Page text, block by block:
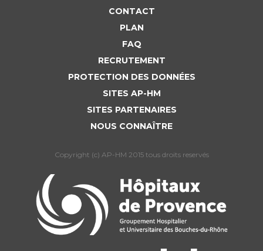
CONTACT
PLAN
FAQ
RECRUTEMENT
PROTECTION DES DONNÉES
SITES AP-HM
SITES PARTENAIRES
NOUS CONNAÎTRE
Copyright (c) AP-HM 2015 tous droits reservés